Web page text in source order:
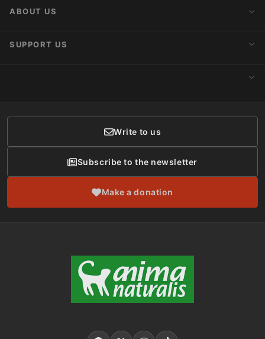
Activist Network
ABOUT US
SUPPORT US
Donor Care
Write to us
Subscribe to the newsletter
Make a donation